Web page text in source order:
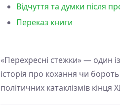
Відчуття та думки після
Переказ книги
«Перехресні стежки» — один
історія про кохання чи
політичних катаклізмів кінця